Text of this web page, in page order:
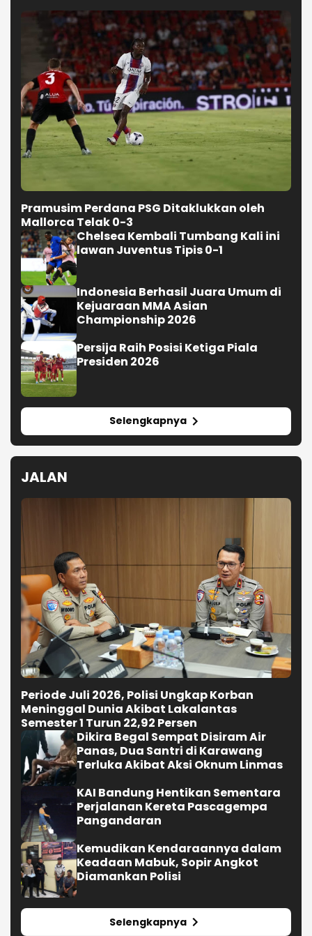
Pramusim Perdana PSG Ditaklukkan oleh
Mallorca Telak 0-3
Chelsea Kembali Tumbang Kali ini
lawan Juventus Tipis 0-1
Indonesia Berhasil Juara Umum di
Kejuaraan MMA Asian
Championship 2026
Persija Raih Posisi Ketiga Piala
Presiden 2026
Selengkapnya
JALAN
Periode Juli 2026, Polisi Ungkap Korban
Meninggal Dunia Akibat Lakalantas
Semester 1 Turun 22,92 Persen
Dikira Begal Sempat Disiram Air
Panas, Dua Santri di Karawang
Terluka Akibat Aksi Oknum Linmas
KAI Bandung Hentikan Sementara
Perjalanan Kereta Pascagempa
Pangandaran
Kemudikan Kendaraannya dalam
Keadaan Mabuk, Sopir Angkot
Diamankan Polisi
Selengkapnya